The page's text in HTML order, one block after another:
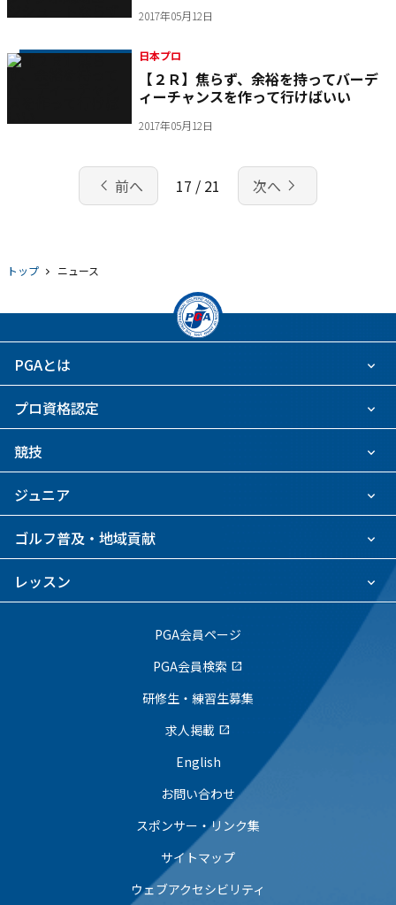
2017年05月12日
日本プロ
【２Ｒ】焦らず、余裕を持ってバーデ
ィーチャンスを作って行けばいい
2017年05月12日
chevron_left 前へ 17 / 21 次へ navigate_next
トップ ニュース
PGAとは
プロ資格認定
競技
ジュニア
ゴルフ普及・地域貢献
レッスン
PGA会員ページ
PGA会員検索 open_in_new
研修生・練習生募集
求人掲載 open_in_new
English
お問い合わせ
スポンサー・リンク集
サイトマップ
ウェブアクセシビリティ